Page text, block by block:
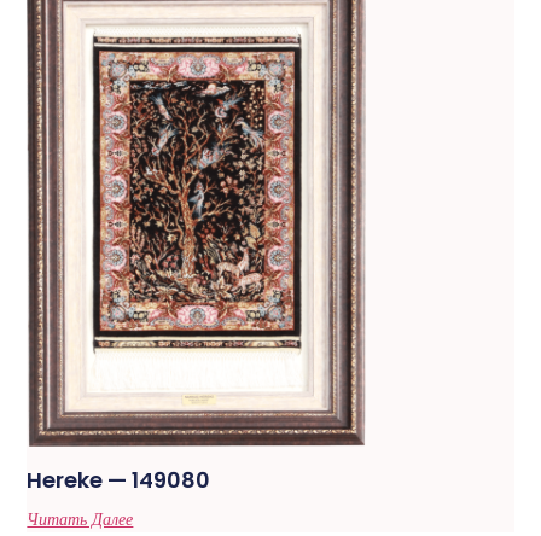
Hereke — 149080
Читать Далее